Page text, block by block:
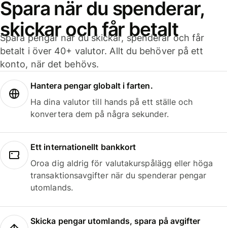
Spara när du spenderar,
skickar och får betalt
Spara pengar när du skickar, spenderar och får
betalt i över 40+ valutor. Allt du behöver på ett
konto, när det behövs.
Hantera pengar globalt i farten.
Ha dina valutor till hands på ett ställe och
konvertera dem på några sekunder.
Ett internationellt bankkort
Oroa dig aldrig för valutakurspålägg eller höga
transaktionsavgifter när du spenderar pengar
utomlands.
Skicka pengar utomlands, spara på avgifter